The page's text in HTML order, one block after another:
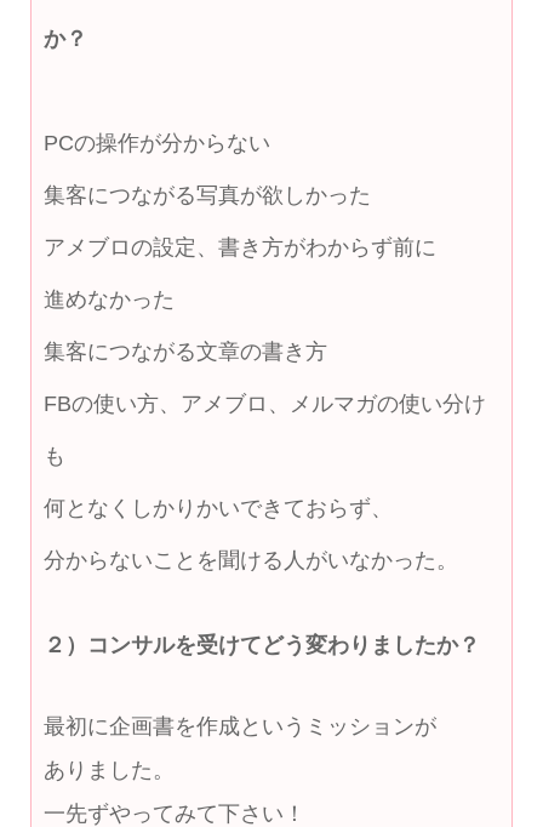
か？
PCの操作が分からない
集客につながる写真が欲しかった
アメブロの設定、書き方がわからず前に
進めなかった
集客につながる文章の書き方
FBの使い方、アメブロ、メルマガの使い分け
も
何となくしかりかいできておらず、
分からないことを聞ける人がいなかった。
２）コンサルを受けてどう変わりましたか？
最初に企画書を作成というミッションが
ありました。
一先ずやってみて下さい！